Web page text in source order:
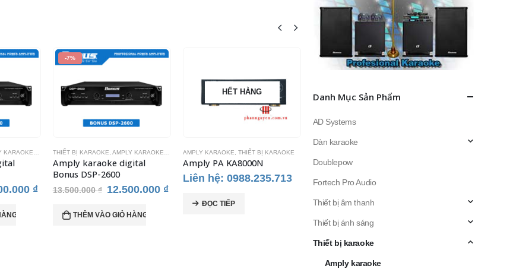
KARAOKE BONUS AUDIO
₫.
₫Giá
HẾT HÀNG
AMPLY KARAOKE,THIẾT BỊ KARAOKE
Amply PA KA8000N
Liên hệ: 0988.235.713
AMPLY KARAOKE BONUS AUDIO,THIẾT BỊ KARAOKE
Amply karaoke digital
Bonus DSP-2400
Giá
hiện
Amply karaoke digital
Liên hệ: 0988.235.713
-6%
Danh Mục Sản Phẩm
AD Systems
Dàn karaoke
Doublepow
Fortech Pro Audio
Thiết bị âm thanh
Thiết bị ánh sáng
Thiết bị karaoke
Amply karaoke